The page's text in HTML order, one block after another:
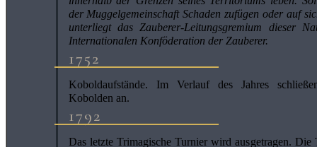
der Muggelgemeinschaft Schaden zufügen oder auf
unterliegt das Zauberer-Leitungsgremium dieser
Internationalen Konföderation der Zauberer.
1752
Koboldaufstände. Im Verlauf des Jahres
Kobolden an.
1792
Das letzte Trimagische Turnier wird ausgetragen. Die